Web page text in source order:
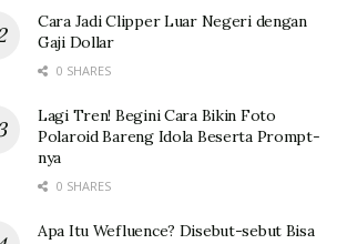
Cara Jadi Clipper Luar Negeri dengan
Gaji Dollar
0 SHARES
Lagi Tren! Begini Cara Bikin Foto
Polaroid Bareng Idola Beserta Prompt-
nya
0 SHARES
Apa Itu Wefluence? Disebut-sebut Bisa